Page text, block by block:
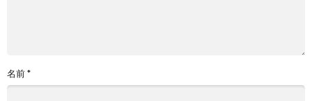
名前*